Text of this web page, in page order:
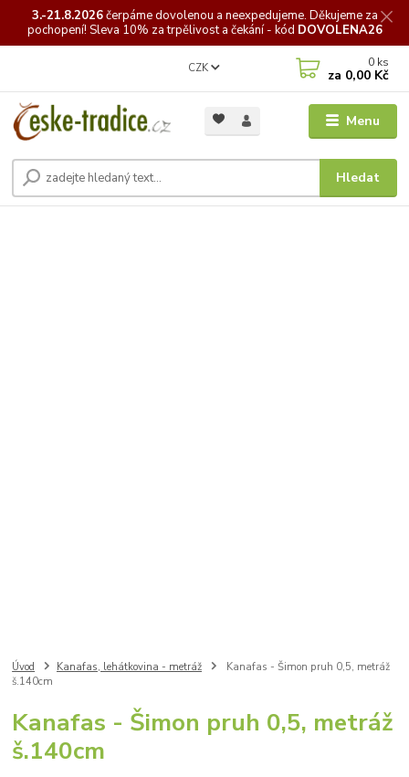
3.-21.8.2026čerpámedovolenou a neexpedujeme. Děkujeme za
pochopení! Sleva 10% za trpělivost a čekání - kód DOVOLENA26
Menu
CZK
Hledat
0 ks
za 0,00 Kč
Úvod Kanafas, lehátkovina - metráž
Kanafas - Šimon pruh 0,5, metráž
š.140cm
Kanafas - Šimon pruh 0,5, metráž
š.140cm